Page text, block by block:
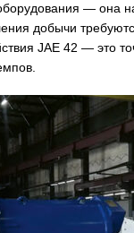
—
добычи
JAE 42 — это